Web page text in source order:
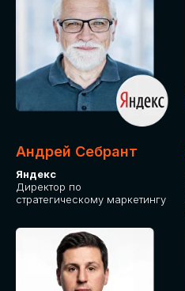
Андрей Себрант
Яндекс
Директор по
стратегическому маркетингу